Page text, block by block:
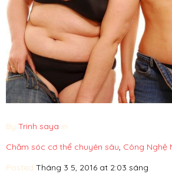
By Trinh saya in
Chăm sóc cơ thể chuyên sâu, Công Nghệ
Posted Tháng 3 5, 2016 at 2:03 sáng